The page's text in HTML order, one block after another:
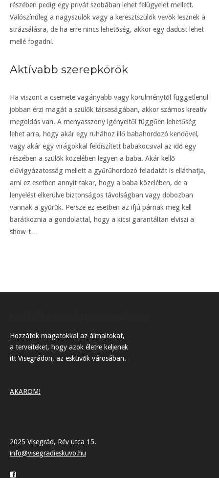
részében pedig egy privát szobában lehet felügyelet mellett.
Valószínűleg a nagyszülők vagy a keresztszülők vevők lesznek a
strázsálásra, de ha erre nincs lehetőség, akkor egy dadust lehet
mellé fogadni.
Aktívabb szerepkörök
Ha viszont a csemete vagányabb vagy körülménytől függetlenül
jobban érzi magát a szülők társaságában, akkor számos kreatív
megoldás van. A menyasszony igényeitől függően lehetőség
lehet arra, hogy akár egy ruhához illő babahordozó kendővel,
vagy akár egy virágokkal feldíszített babakocsival az idő egy
részében a szülők közelében legyen a baba. Akár kellő
elővigyázatosság mellett a gyűrűhordozó feladatát is elláthatja,
ami ez esetben annyit takar, hogy a baba közelében, de a
lenyelést elkerülve biztonságos távolságban vagy dobozban
vannak a gyűrűk. Persze ez esetben az ifjú párnak meg kell
barátkoznia a gondolattal, hogy a kicsi garantáltan elviszi a
show-t…
Hozzátok magatokkal az álmaitokat,
a terveiteket, hogy azok életre keljenek
itt Visegrádon, az esküvők városában.
AKAROM!
2025 Visegrád, Rév utca 15.
info@visegradieskuvo.hu